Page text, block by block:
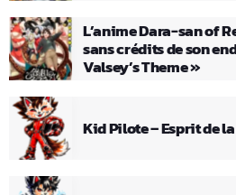
L’anime Dara-san of
sans crédits de son
Valsey’s Theme »
Kid Pilote – Esprit de